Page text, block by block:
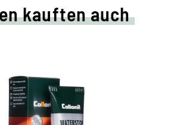
kauften auch
Pflege- und